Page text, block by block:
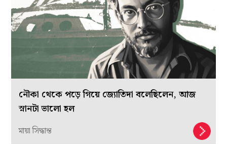
নৌকা থেকে পড়ে গিয়ে জ্যোতিদা বলেছিলেন, আজ
স্নানটা ভালো হল
মায়া সিদ্ধান্ত